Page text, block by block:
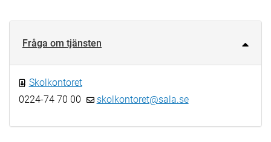
Fråga om tjänsten
Skolkontoret
0224-74 70 00
skolkontoret@sala.se